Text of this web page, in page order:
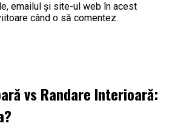
emailul și site-ul web în acest
când o să comentez.
vs Randare Interioară: